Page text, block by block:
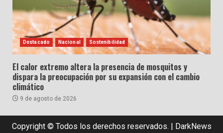
Destacado Nacional Sostenibilidad
El calor extremo altera la presencia de mosquitos y
dispara la preocupación por su expansión con el cambio
climático
9 de agosto de 2026
Copyright © Todos los derechos reservados. | DarkNews